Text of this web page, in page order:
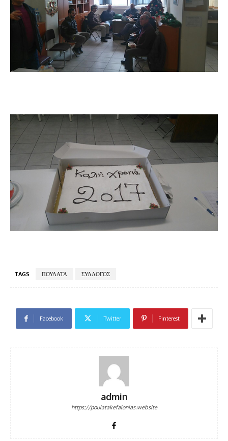
TAGS ΠΟΥΛΑΤΑ ΣΥΛΛΟΓΟΣ
Facebook Twitter Pinterest
admin
https://poulatakefalonias.website